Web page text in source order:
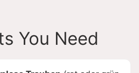
You Need